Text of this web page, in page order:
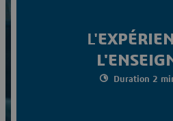
L'
Duration 2